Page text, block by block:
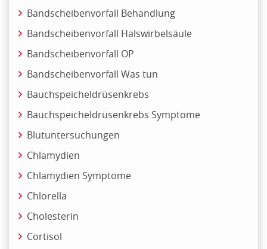
Bandscheibenvorfall Behandlung
Bandscheibenvorfall Halswirbelsäule
Bandscheibenvorfall OP
Bandscheibenvorfall Was tun
Bauchspeicheldrüsenkrebs
Bauchspeicheldrüsenkrebs Symptome
Blutuntersuchungen
Chlamydien
Chlamydien Symptome
Chlorella
Cholesterin
Cortisol